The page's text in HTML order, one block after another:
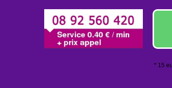
* 15